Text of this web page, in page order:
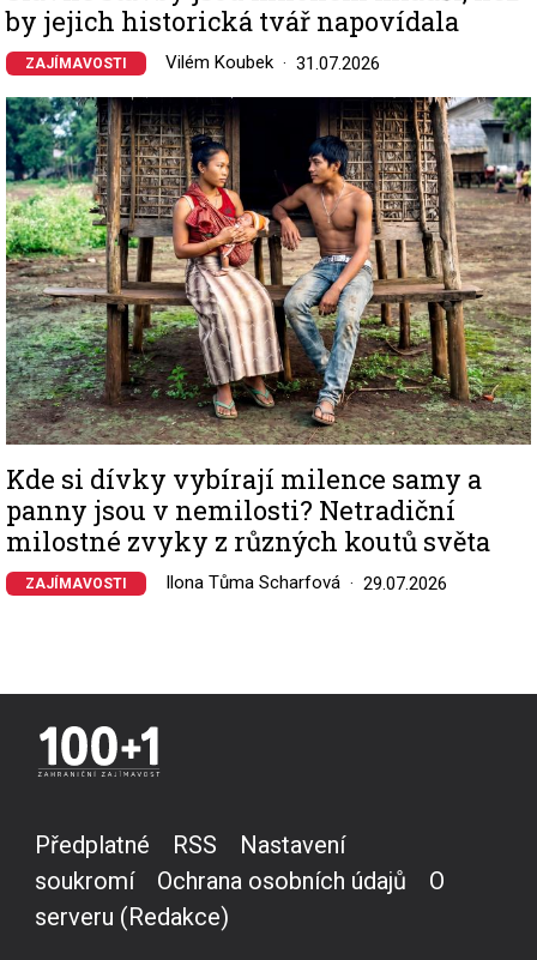
by jejich historická tvář napovídala
ZAJÍMAVOSTI Vilém Koubek 31.07.2026
Image
Kde si dívky vybírají milence samy a
panny jsou v nemilosti? Netradiční
milostné zvyky z různých koutů světa
ZAJÍMAVOSTI Ilona Tůma Scharfová 29.07.2026
Předplatné RSS
Nastavení
soukromí
Ochrana osobních údajů
O
serveru (Redakce)